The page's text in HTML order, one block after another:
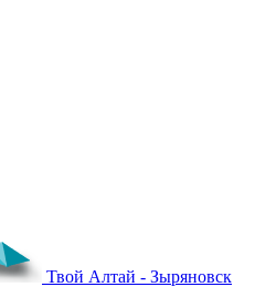
Твой Алтай - Зыряновск